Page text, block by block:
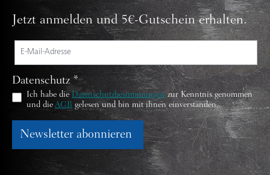
Jetzt anmelden und 5€-Gutschein erhalten.
Datenschutz *
Ich habe die Datenschutzbestimmungenzur Kenntnis genommen
und die AGB gelesen und bin mit ihnen einverstanden.
Newsletter abonnieren